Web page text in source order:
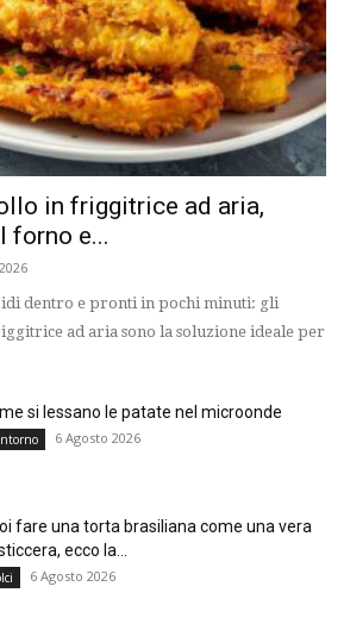
in friggitrice ad aria,
forno e...
dentro e pronti in pochi minuti: gli
ad aria sono la soluzione ideale per
si lessano le patate nel microonde
6 Agosto 2026
fare una torta brasiliana come una vera
ecco la...
6 Agosto 2026